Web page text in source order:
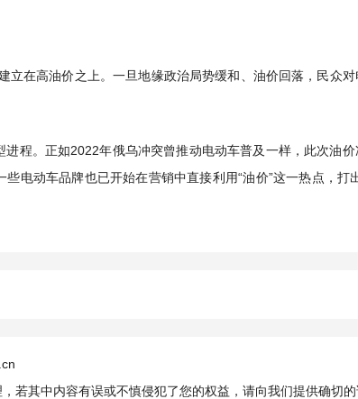
立在高油价之上。一旦地缘政治局势缓和、油价回落，民众
程。正如2022年俄乌冲突曾推动电动车普及一样，此次油
电动车品牌也已开始在营销中直接利用“油价”这一热点，打
若其中内容有误或不慎侵犯了您的权益，请向我们提供确切